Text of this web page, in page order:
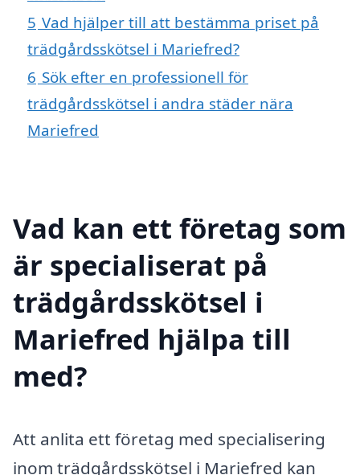
5 Vad hjälper till att bestämma priset på
trädgårdsskötsel i Mariefred?
6 Sök efter en professionell för
trädgårdsskötsel i andra städer nära
Mariefred
Vad kan ett företag som
är specialiserat på
trädgårdsskötsel i
Mariefred hjälpa till
med?
Att anlita ett företag med specialisering
inom trädgårdsskötsel i Mariefred kan